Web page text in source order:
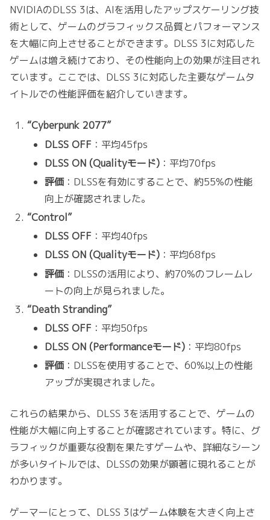
NVIDIAのDLSS 3は、AIを活用したアップスケーリング技
術として、ゲームのグラフィックス品質とパフォーマンス
を大幅に向上させることができます。DLSS 3に対応した
ゲームは増え続けており、その性能向上の効果が注目され
ています。ここでは、DLSS 3に対応した主要なゲームタ
イトルでの性能評価を紹介していきます。
“Cyberpunk 2077”
DLSS OFF ：平均45fps
DLSS ON (Qualityモード) ：平均70fps
評価：DLSSを有効にすることで、約55%の性能
向上が確認されました。
“Control”
DLSS OFF ：平均40fps
DLSS ON (Qualityモード) ：平均68fps
評価：DLSSの活用により、約70%のフレームレ
ートの向上が見られました。
“Death Stranding”
DLSS OFF ：平均50fps
DLSS ON (Performanceモード) ：平均80fps
評価：DLSSを使用することで、60%以上の性能
アップが実現されました。
これらの結果から、DLSS 3を活用することで、ゲームの
性能が大幅に向上することが確認されています。特に、グ
ラフィックが重要な役割を果たすゲームや、詳細なシーン
が多いタイトルでは、DLSSの効果が顕著に現れることが
わかります。
ゲーマーにとって、DLSS 3はゲーム体験を大きく向上さ